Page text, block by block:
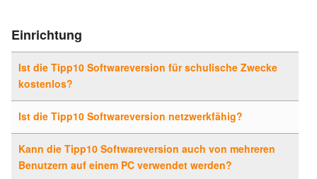
Einrichtung
Ist die Tipp10 Softwareversion für schulische Zwecke
kostenlos?
Ist die Tipp10 Softwareversion netzwerkfähig?
Kann die Tipp10 Softwareversion auch von mehreren
Benutzern auf einem PC verwendet werden?